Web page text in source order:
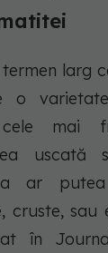
larg
o
mai
uscată
ar
cruste, sau
în